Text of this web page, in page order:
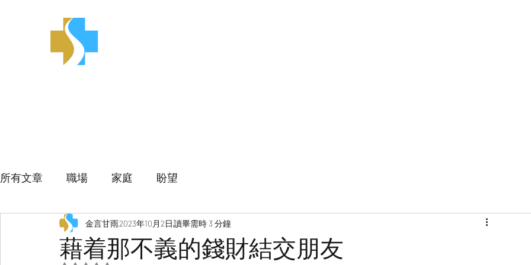
所有文章 職場 家庭 盼望
藉着那不義的錢財結交朋友
金言甘雨2023年10月2日讀畢需時 3 分鐘